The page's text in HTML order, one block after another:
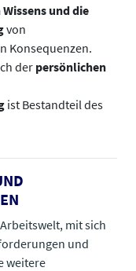
und die
von
Konsequenzen.
der persönlichen
ist Bestandteil des
mit sich
und
weitere